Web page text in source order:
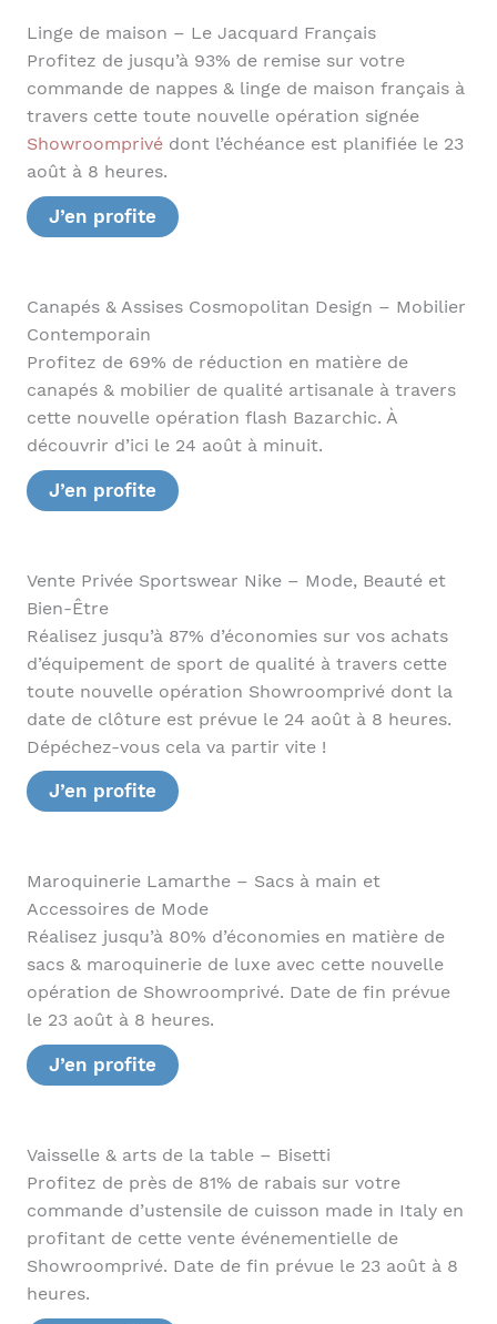
Linge de maison – Le Jacquard Français
Profitez de jusqu’à 93% de remise sur votre
commande de nappes & linge de maison français à
travers cette toute nouvelle opération signée
Showroomprivédont l’échéance est planifiée le 23
août à 8 heures.
J’en profite
Canapés & Assises Cosmopolitan Design – Mobilier
Contemporain
Profitez de 69% de réduction en matière de
canapés & mobilier de qualité artisanale à travers
cette nouvelle opération flash Bazarchic. À
découvrir d’ici le 24 août à minuit.
J’en profite
Vente Privée Sportswear Nike – Mode, Beauté et
Bien-Être
Réalisez jusqu’à 87% d’économies sur vos achats
d’équipement de sport de qualité à travers cette
toute nouvelle opération Showroomprivé dont la
date de clôture est prévue le 24 août à 8 heures.
Dépéchez-vous cela va partir vite !
J’en profite
Maroquinerie Lamarthe – Sacs à main et
Accessoires de Mode
Réalisez jusqu’à 80% d’économies en matière de
sacs & maroquinerie de luxe avec cette nouvelle
opération de Showroomprivé. Date de fin prévue
le 23 août à 8 heures.
J’en profite
Vaisselle & arts de la table – Bisetti
Profitez de près de 81% de rabais sur votre
commande d’ustensile de cuisson made in Italy en
profitant de cette vente événementielle de
Showroomprivé. Date de fin prévue le 23 août à 8
heures.